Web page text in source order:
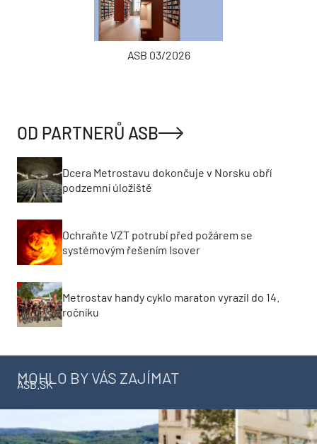
ASB 03/2026
OD PARTNERŮ ASB
Dcera Metrostavu dokončuje v Norsku obří
podzemní úložiště
Ochraňte VZT potrubí před požárem se
systémovým řešením Isover
Metrostav handy cyklo maraton vyrazil do 14.
ročníku
MOHLO BY VÁS ZAJÍMAT
ASB.SK